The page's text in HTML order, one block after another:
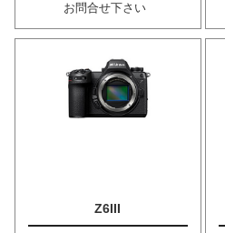
お問合せ下さい
Z6III